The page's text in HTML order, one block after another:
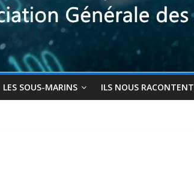
LES SOUS-MARINS ILS NOUS RACONTENT